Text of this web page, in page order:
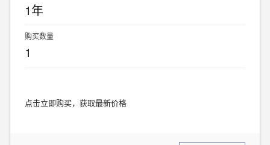
1年
购买数量
1
点击立即购买，获取最新价格